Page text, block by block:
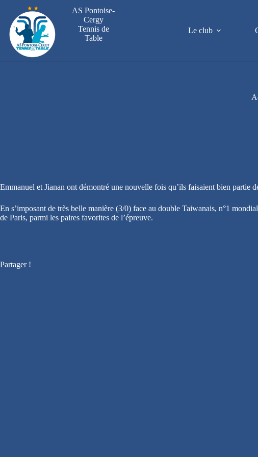
contenu
AS Pontoise-
Cergy
Tennis de
Table
Le club
Emmanuel et Jianan ont démontré une nouvelle fois qu’ils faisaient bien partie
En s’imposant de très belle manière (3/0) face au double Taiwanais, n°1
de Paris, parmi les paires favorites de l’épreuve.
Partager !